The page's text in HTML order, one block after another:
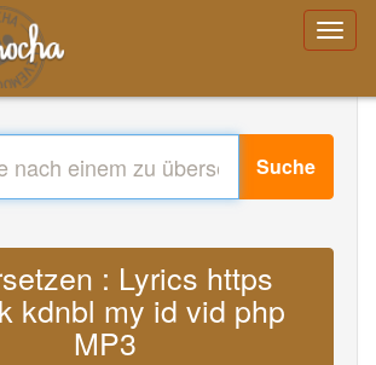
Suche
: Lyrics https
kdnbl my id vid php
MP3